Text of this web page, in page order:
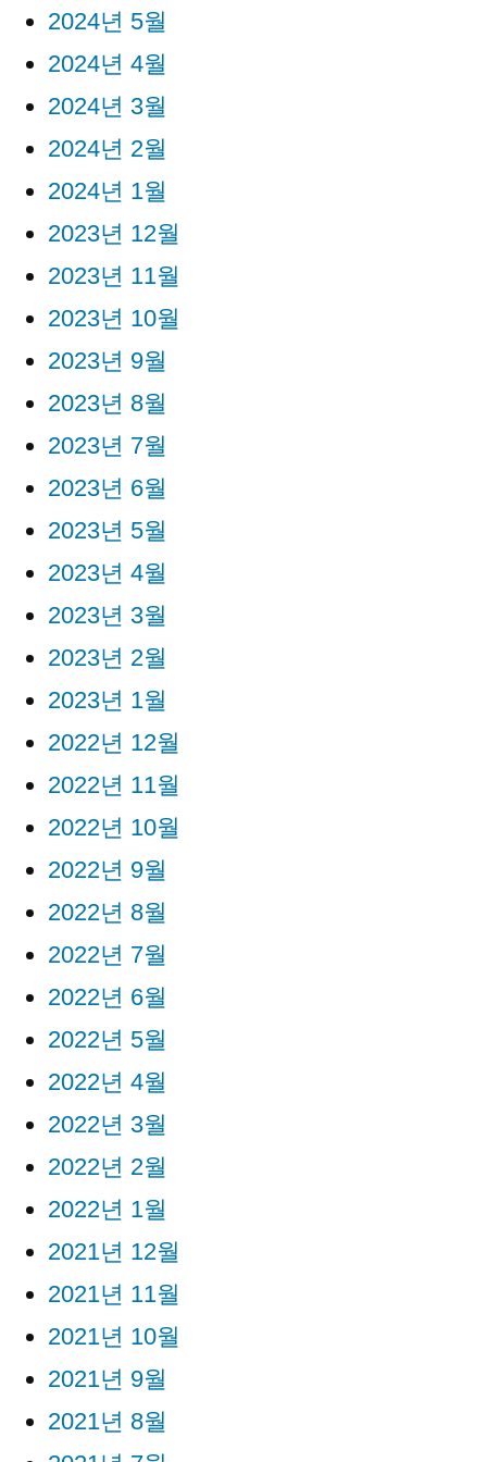
2024년 5월
2024년 4월
2024년 3월
2024년 2월
2024년 1월
2023년 12월
2023년 11월
2023년 10월
2023년 9월
2023년 8월
2023년 7월
2023년 6월
2023년 5월
2023년 4월
2023년 3월
2023년 2월
2023년 1월
2022년 12월
2022년 11월
2022년 10월
2022년 9월
2022년 8월
2022년 7월
2022년 6월
2022년 5월
2022년 4월
2022년 3월
2022년 2월
2022년 1월
2021년 12월
2021년 11월
2021년 10월
2021년 9월
2021년 8월